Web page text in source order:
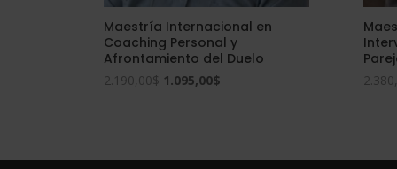
Maestría Internacional en
Coaching Personal y
Afrontamiento del Duelo
2.190,00$ El
2.190,00$.
1.095,00$
1.095,00$.